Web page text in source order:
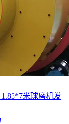
米球磨机发